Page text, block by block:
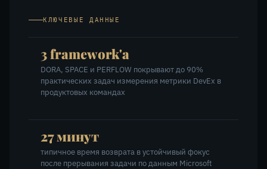
КЛЮЧЕВЫЕ ДАННЫЕ
3 framework'а
DORA, SPACE и PERFLOW покрывают до 90%
практических задач измерения метрики DevEx в
продуктовых командах
27 минут
типичное время возврата в устойчивый фокус
после прерывания задачи по данным Microsoft